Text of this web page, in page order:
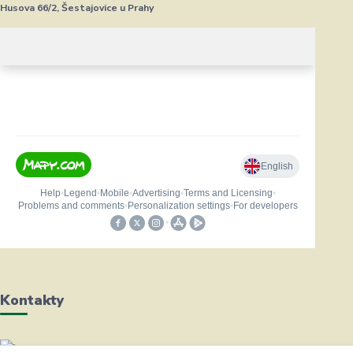
Husova 66/2, Šestajovice u Prahy
Kontakty